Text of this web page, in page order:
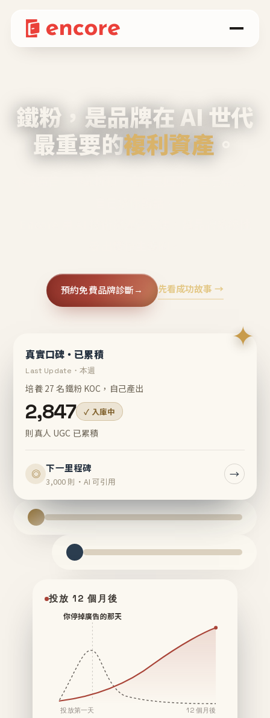
鐵粉，是品牌在 AI 世代
最重要的複利資產 。
預約免費品牌診斷→ 先看成功故事 →
✦
真實口碑・已累積
Last Update・本週
培養 27 名鐵粉 KOC，自己產出
2,847 ✓ 入庫中
則真人 UGC 已累積
◎ 下一里程碑
3,000 則・AI 可引用
→
投放 12 個月後
你停掉廣告的那天
投放第一天 12 個月後